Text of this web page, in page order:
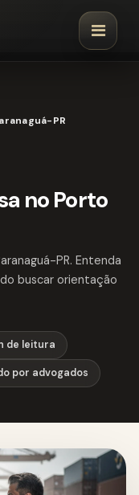
PR
no Porto
PR. Entenda
buscar orientação
de leitura
por advogados